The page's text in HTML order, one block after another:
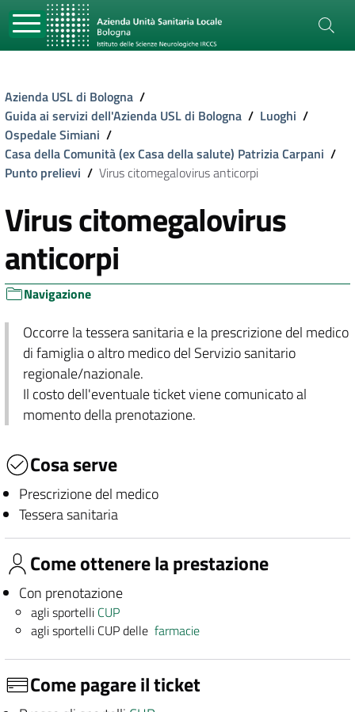
Azienda USL di Bologna /
Guida ai servizi dell'Azienda USL di Bologna / Luoghi /
Ospedale Simiani /
Casa della Comunità (ex Casa della salute) Patrizia Carpani /
Punto prelievi / Virus citomegalovirus anticorpi
Virus citomegalovirus
anticorpi
Navigazione
Occorre la tessera sanitaria e la prescrizione del medico
di famiglia o altro medico del Servizio sanitario
regionale/nazionale.
Il costo dell'eventuale ticket viene comunicato al
momento della prenotazione.
Cosa serve
Prescrizione del medico
Tessera sanitaria
Come ottenere la prestazione
Con prenotazione
agli sportelli CUP
agli sportelli CUP dellefarmacie
Come pagare il ticket